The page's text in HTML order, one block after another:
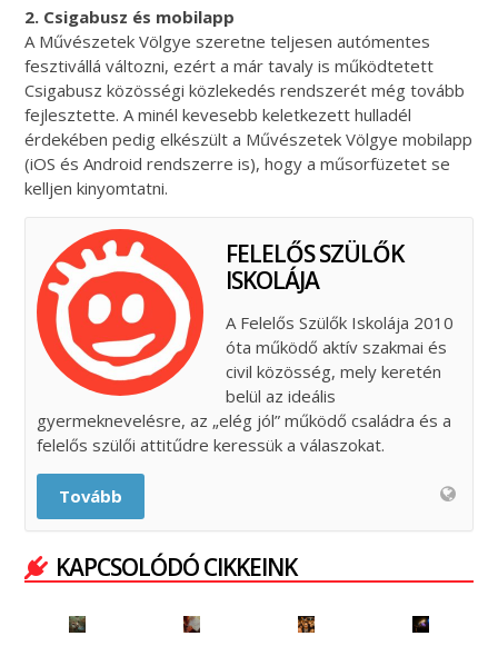
2. Csigabusz és mobilapp
A Művészetek Völgye szeretne teljesen autómentes
fesztivállá változni, ezért a már tavaly is működtetett
Csigabusz közösségi közlekedés rendszerét még tovább
fejlesztette. A minél kevesebb keletkezett hulladél
érdekében pedig elkészült a Művészetek Völgye mobilapp
(iOS és Android rendszerre is), hogy a műsorfüzetet se
kelljen kinyomtatni.
FELELŐS SZÜLŐK
ISKOLÁJA
A Felelős Szülők Iskolája 2010
óta működő aktív szakmai és
civil közösség, mely keretén
belül az ideális
gyermeknevelésre, az „elég jól” működő családra és a
felelős szülői attitűdre keressük a válaszokat.
Tovább
KAPCSOLÓDÓ CIKKEINK